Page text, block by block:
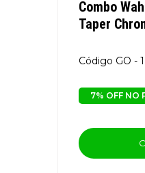
Combo
Taper
GO -
7% OFF NO